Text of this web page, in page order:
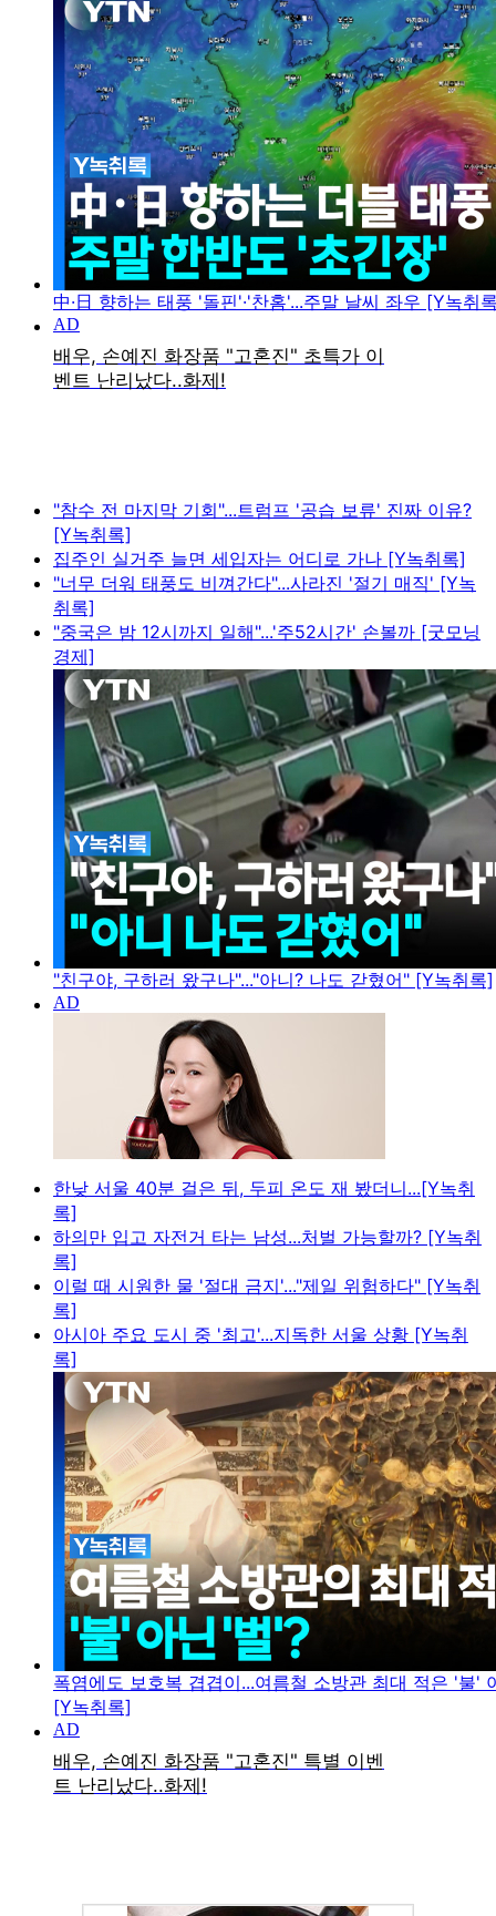
中·日 향하는 태풍 '돌핀'·'찬홈'...주말 날씨 좌우 [Y녹취
"참수 전 마지막 기회"...트럼프 '공습 보류' 진짜 이유?
[Y녹취록]
집주인 실거주 늘면 세입자는 어디로 가나 [Y녹취록]
"너무 더워 태풍도 비껴간다"...사라진 '절기 매직' [Y녹
취록]
"중국은 밤 12시까지 일해"...'주52시간' 손볼까 [굿모닝
경제]
"친구야, 구하러 왔구나"..."아니? 나도 갇혔어" [Y녹취록]
한낮 서울 40분 걸은 뒤, 두피 온도 재 봤더니...[Y녹취
록]
하의만 입고 자전거 타는 남성...처벌 가능할까? [Y녹취
록]
이럴 때 시원한 물 '절대 금지'..."제일 위험하다" [Y녹취
록]
아시아 주요 도시 중 '최고'...지독한 서울 상황 [Y녹취
록]
폭염에도 보호복 겹겹이...여름철 소방관 최대 적은 '불'
[Y녹취록]